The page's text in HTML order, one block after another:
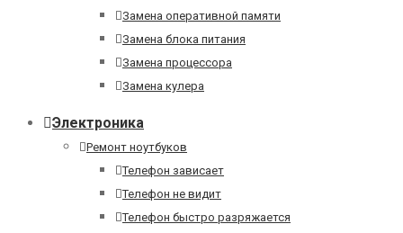
Замена оперативной памяти
Замена блока питания
Замена процессора
Замена кулера
Электроника
Ремонт ноутбуков
Телефон зависает
Телефон не видит
Телефон быстро разряжается